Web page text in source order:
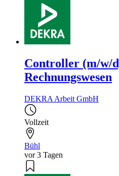
Controller (m/w/
Rechnungswesen
DEKRA Arbeit GmbH
Vollzeit
Bühl
vor 3 Tagen